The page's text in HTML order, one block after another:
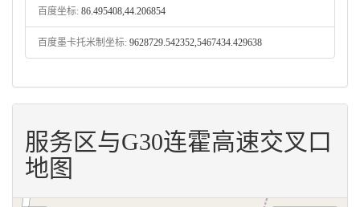
百度坐标: 86.495408,44.206854
百度墨卡托米制坐标: 9628729.542352,5467434.429638
服务区与G30连霍高速交叉口
地图